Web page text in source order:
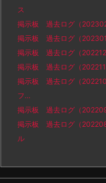
ス
掲示板 過去ログ（
掲示板 過去ログ（
掲示板 過去ログ（
掲示板 過去ログ（
掲示板 過去ログ（
フ…
掲示板 過去ログ（
掲示板 過去ログ（
ル